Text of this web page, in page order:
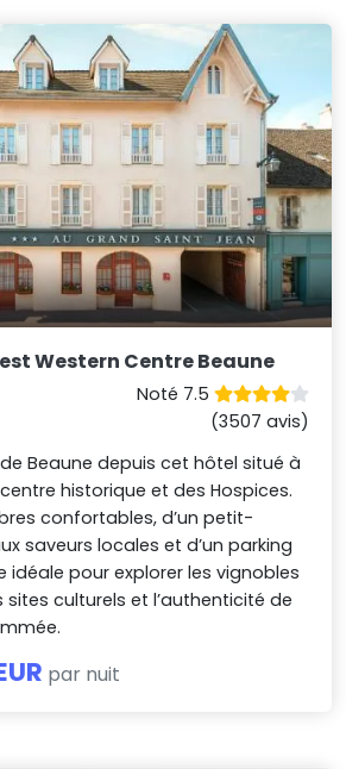
Western Centre Beaune
Noté 7.5
(3507 avis)
Beaune depuis cet hôtel situé à
historique et des Hospices.
confortables, d’un petit-
saveurs locales et d’un parking
idéale pour explorer les vignobles
sites culturels et l’authenticité de
par nuit